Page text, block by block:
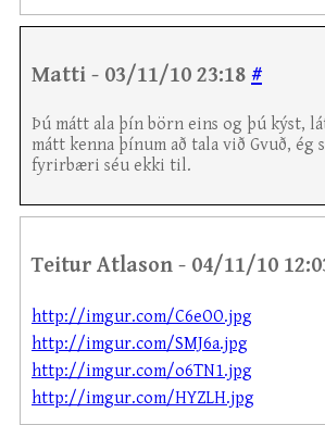
Matti - 03/11/10 23:18 #
Þú mátt ala þín börn eins og þú kýst,
mátt kenna þínum að tala við Gvuð, ég
fyrirbæri séu ekki til.
Teitur Atlason - 04/11/10
http://imgur.com/C6eOO.jpg
http://imgur.com/SMJ6a.jpg
http://imgur.com/o6TN1.jpg
http://imgur.com/HYZLH.jpg